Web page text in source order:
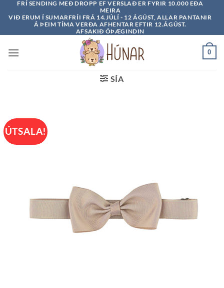
FRÍ SENDING MEÐ DROPP EF VERSLAÐ ER FYRIR 10.000 EÐA
MEIRA
VIÐ ERUM Í SUMARFRÍI FRÁ 14.JÚLÍ - 12 ÁGÚST, ALLAR PANTANIR
Á ÞEIM TÍMA VERÐA AFHENTAR EFTIR 12.ÁGÚST.
AFSAKIÐ ÓÞÆGINDIN
0
SÍA
ÚTSALA!